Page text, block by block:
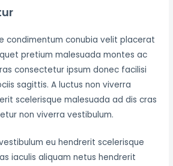
condimentum conubia velit placerat
pretium malesuada montes ac
consectetur ipsum donec facilisi
sagittis. A luctus non viverra
scelerisque malesuada ad dis cras
non viverra vestibulum.
eu hendrerit scelerisque
iaculis aliquam netus hendrerit